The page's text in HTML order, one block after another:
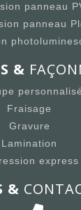
panneau
panneau
&
Fraisage
Gravure
Lamination
express
&